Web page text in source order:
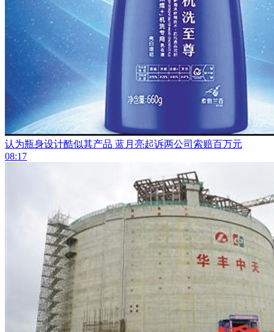
认为瓶身设计酷似其产品 蓝月亮起诉两公司索赔百万元
08:17